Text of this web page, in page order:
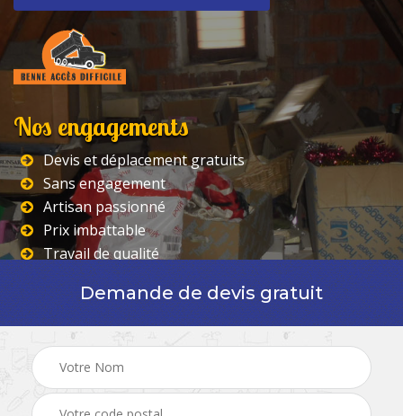
Nos engagements
Devis et déplacement gratuits
Sans engagement
Artisan passionné
Prix imbattable
Travail de qualité
Demande de devis gratuit